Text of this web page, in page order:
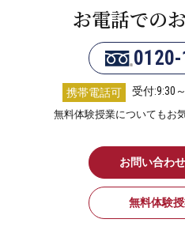
お電話での
携帯電話可 受付:9:30
無料体験授業についてもお
お問い合わ
無料体験授